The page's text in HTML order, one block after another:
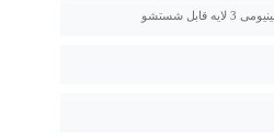
3 لایه قابل شستشو